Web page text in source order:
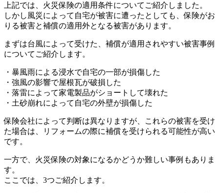
上記では、火災保険の適用条件についてご紹介しました。
しかし風災によって自宅が被害に遭ったとしても、保険がお
りる被害と補償の適用外となる被害があります。
まずは台風によって受けた、補償が適用されやすい被害事例
についてご紹介します。
・暴風雨による浸水で自宅の一部が損傷した
・強風の影響で屋根瓦が破損した
・落雷によって家電製品がショートして壊れた
・土砂崩れによって自宅の外壁が損傷した
保険会社によって判断は異なりますが、これらの被害を受け
た場合は、リフォームの際に補償を受けられる可能性が高い
です。
一方で、火災保険の対象になるかどうか難しい事例もありま
す。
ここでは、3つご紹介します。